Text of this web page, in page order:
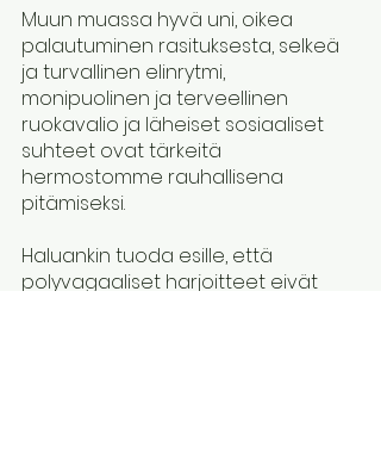
Muun muassa hyvä uni, oikea
palautuminen rasituksesta, selkeä
ja turvallinen elinrytmi,
monipuolinen ja terveellinen
ruokavalio ja läheiset sosiaaliset
suhteet ovat tärkeitä
hermostomme rauhallisena
pitämiseksi.
Haluankin tuoda esille, että
polyvagaaliset harjoitteet eivät